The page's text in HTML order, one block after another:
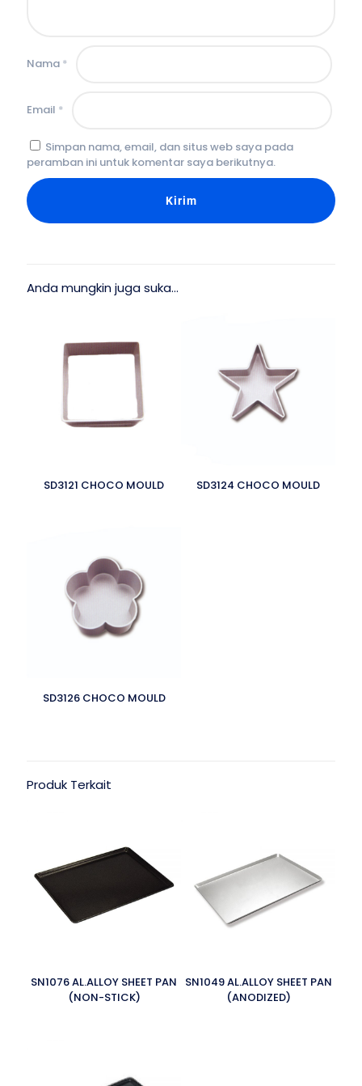
Nama *
Email *
Simpan nama, email, dan situs web saya pada
peramban ini untuk komentar saya berikutnya.
Anda mungkin juga suka…
SD3121 CHOCO MOULD SD3124 CHOCO MOULD
SD3126 CHOCO MOULD
Produk Terkait
SN1076 AL.ALLOY SHEET PAN
(NON-STICK)
SN1049 AL.ALLOY SHEET PAN
(ANODIZED)